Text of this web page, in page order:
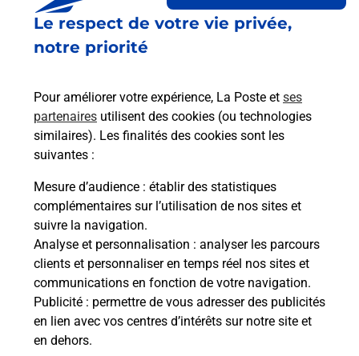
Le respect de votre vie privée,
notre priorité
Pour améliorer votre expérience, La Poste et ses
partenaires utilisent des cookies (ou technologies
similaires). Les finalités des cookies sont les
suivantes :
Mesure d’audience : établir des statistiques
complémentaires sur l’utilisation de nos sites et
suivre la navigation.
Analyse et personnalisation : analyser les parcours
clients et personnaliser en temps réel nos sites et
communications en fonction de votre navigation.
Publicité : permettre de vous adresser des publicités
en lien avec vos centres d’intérêts sur notre site et
en dehors.
Boîte aux Lettres La Poste
Collecte du courrier aujourd'hui à
1 Rue De La Mechelle
Magny Vernois
Itinéraire
Le lien s'ouvre dans un nouvel onglet
Boîte aux lettres La Poste
Collecte du courrier aujourd'hui à 08h30
2 Rue De Vouhenans
70200
Magny Vernois
Itinéraire
Le lien s'ouvre dans un nouvel onglet